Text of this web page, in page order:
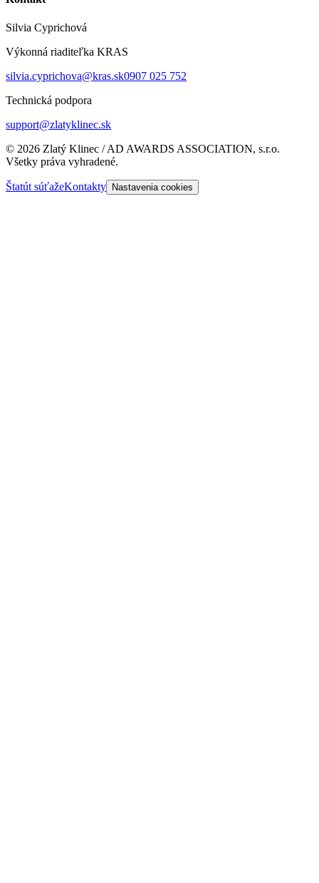
Silvia Cyprichová
Výkonná riaditeľka KRAS
silvia.cyprichova@kras.sk0907 025 752
Technická podpora
support@zlatyklinec.sk
© 2026 Zlatý Klinec / AD AWARDS ASSOCIATION, s.r.o.
Všetky práva vyhradené.
Štatút súťažeKontakty Nastavenia cookies